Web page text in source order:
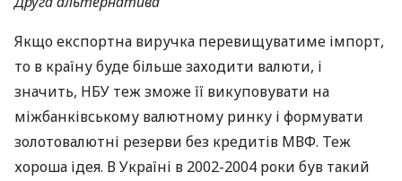
Якщо експортна виручка перевищуватиме імпорт,
то в країну буде більше заходити валюти, і
значить, НБУ теж зможе її викуповувати на
міжбанківському валютному ринку і формувати
золотовалютні резерви без кредитів МВФ. Теж
хороша ідея. В Україні в 2002-2004 роки був такий